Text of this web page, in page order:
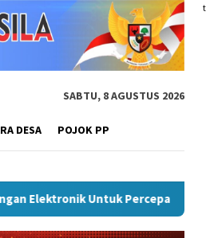
SABTU, 8 AGUSTUS 2026
DESA POJOK PP
Percepatan SPBE Dorong